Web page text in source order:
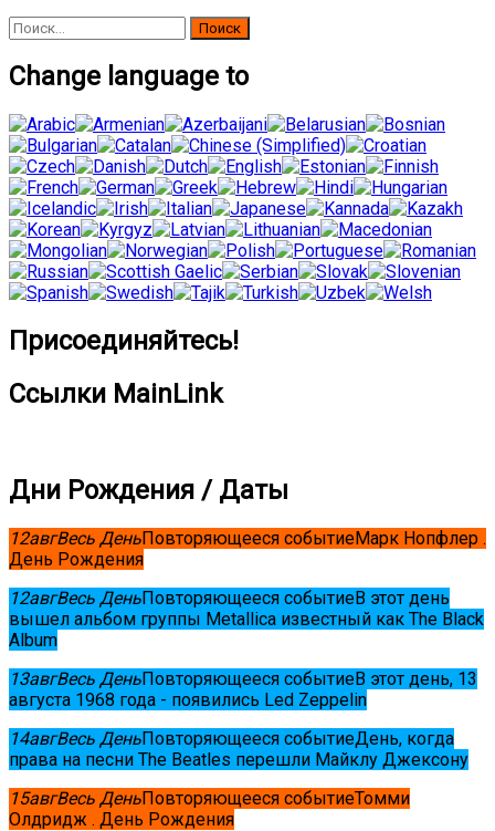
Найти:
Change language to
Присоединяйтесь!
Ссылки MainLink
Дни Рождения / Даты
12авгВесь ДеньПовторяющееся событиеМарк Нопфлер .
День Рождения
12авгВесь ДеньПовторяющееся событиеВ этот день
вышел альбом группы Metallica известный как The Black
Album
13авгВесь ДеньПовторяющееся событиеВ этот день, 13
августа 1968 года - появились Led Zeppelin
14авгВесь ДеньПовторяющееся событиеДень, когда
права на песни The Beatles перешли Майклу Джексону
15авгВесь ДеньПовторяющееся событиеТомми
Олдридж . День Рождения